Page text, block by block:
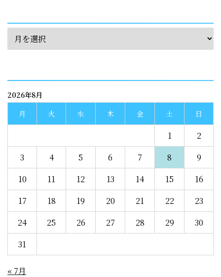
2026年8月
月
火 水 木 金 土 日
1
2
3
4 5 6 7 8
9
10
11 12 13 14 15
16
17
18 19 20 21 22
23
24
25 26 27 28 29
30
31
« 7月